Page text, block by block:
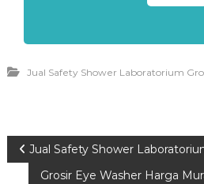
Jual Safety Shower Laboratorium
P Jual Safety Shower
Grosir Eye Washer Harga